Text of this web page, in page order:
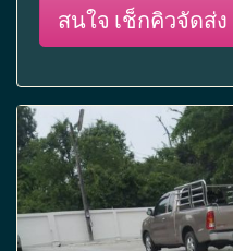
สนใจ เช็กคิวจัดส่ง